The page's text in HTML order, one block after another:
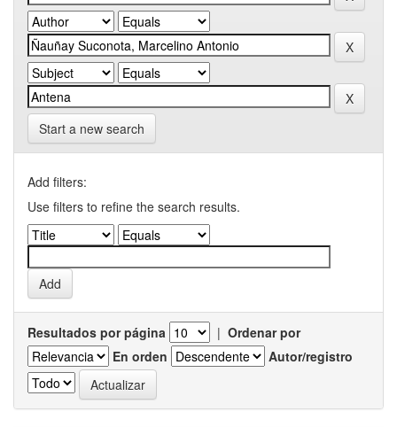
Start a new search
Add filters:
Use filters to refine the search results.
Resultados por página | Ordenar por
En orden
Autor/registro